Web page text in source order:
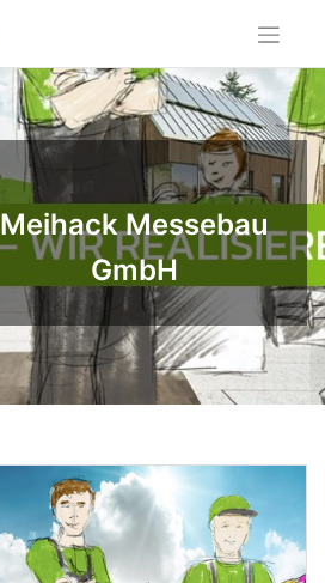
Meihack Messebau
GmbH